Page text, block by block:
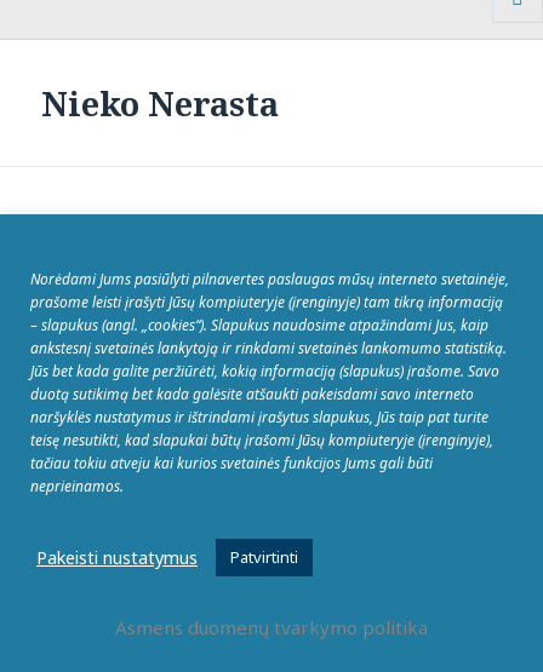
Nieko Nerasta
Ieškoti:
Norėdami Jums pasiūlyti pilnavertes paslaugas mūsų interneto svetainėje,
prašome leisti įrašyti Jūsų kompiuteryje (įrenginyje) tam tikrą informaciją
– slapukus (angl. „cookies“). Slapukus naudosime atpažindami Jus, kaip
ankstesnį svetainės lankytoją ir rinkdami svetainės lankomumo statistiką.
Jūs bet kada galite peržiūrėti, kokią informaciją (slapukus) įrašome. Savo
duotą sutikimą bet kada galėsite atšaukti pakeisdami savo interneto
naršyklės nustatymus ir ištrindami įrašytus slapukus, Jūs taip pat turite
teisę nesutikti, kad slapukai būtų įrašomi Jūsų kompiuteryje (įrenginyje),
tačiau tokiu atveju kai kurios svetainės funkcijos Jums gali būti
neprieinamos.
Pakeisti nustatymus Patvirtinti
Asmens duomenų tvarkymo politika